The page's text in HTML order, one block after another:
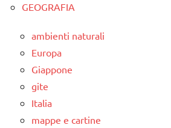
GEOGRAFIA
ambienti naturali
Europa
Giappone
gite
Italia
mappe e cartine